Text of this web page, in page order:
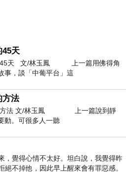
45天
45天 文/林玉鳳 上一篇用佛得角
事，談「中葡平台」這
方法
方法 文/林玉鳳 上一篇說到靜
動。可很多人一聽
，覺得心情不太好。坦白說，我覺得昨
不掉他，因此早上醒來會有罪惡感。